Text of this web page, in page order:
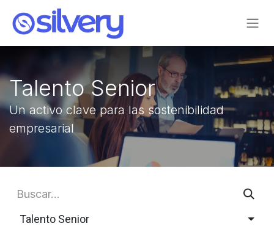
Ir al contenido
Talento Senior
Un activo clave para las sostenibilidad
empresarial
Talento Senior